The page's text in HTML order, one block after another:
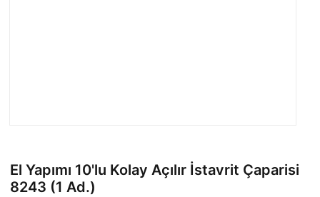
El Yapımı 10'lu Kolay Açılır İstavrit Çaparisi
8243 (1 Ad.)